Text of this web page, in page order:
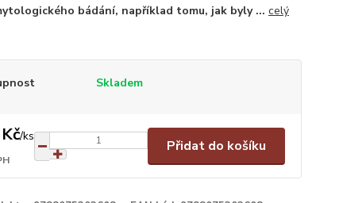
bádání, například tomu, jak byly ... celý
Skladem
/ks
Přidat do košíku